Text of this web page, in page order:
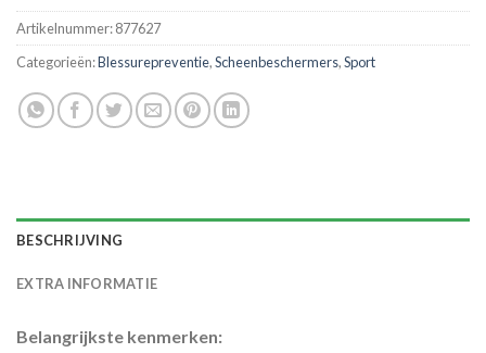
Artikelnummer:877627
Categorieën:Blessurepreventie,Scheenbeschermers,Sport
BESCHRIJVING
EXTRA INFORMATIE
Belangrijkste kenmerken: